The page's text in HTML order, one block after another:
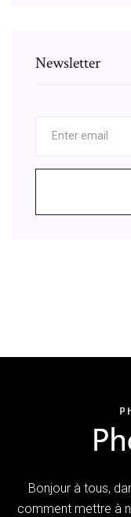
Newsletter
Bonjour à tous,
comment mettre à